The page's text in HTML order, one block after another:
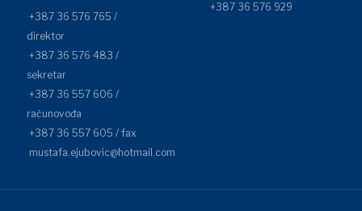
+387 36 576 765 /
direktor
+387 36 576 483 /
sekretar
+387 36 557 606 /
računovođa
+387 36 557 605 / fax
mustafa.ejubovic@hotmail.com
+387 36 576 929